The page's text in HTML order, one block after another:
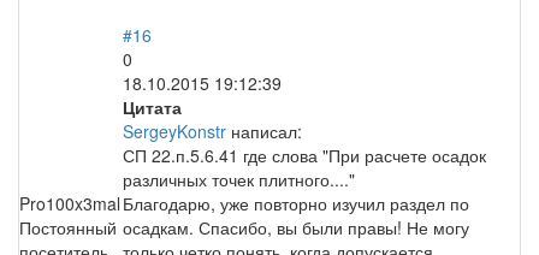
Pro100x3mal
Постоянный
#16
0
18.10.2015 19:12:39
Цитата
SergeyKonstr написал:
СП 22.п.5.6.41 где слова "При расчете осадок
различных точек плитного...."
Благодарю, уже повторно изучил раздел по
осадкам. Спасибо, вы были правы! Не могу